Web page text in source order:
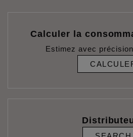
Calculer la
Estimez avec